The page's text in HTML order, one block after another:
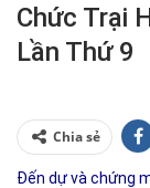
Chức Trại
Lần Thứ 9
Chia sẻ
Đến dự và chứng